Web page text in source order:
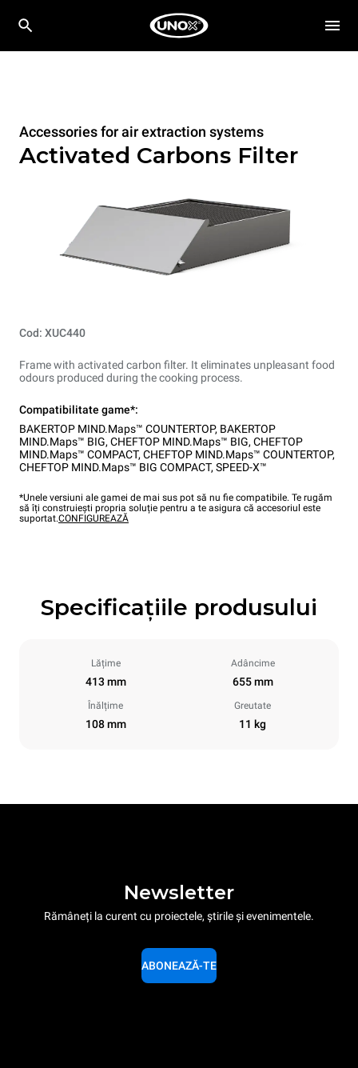
Accessories for air extraction systems
Activated Carbons Filter
Cod: XUC440
Frame with activated carbon filter. It eliminates unpleasant food
odours produced during the cooking process.
Compatibilitate game*:
BAKERTOP MIND.Maps™ COUNTERTOP, BAKERTOP
MIND.Maps™ BIG, CHEFTOP MIND.Maps™ BIG, CHEFTOP
MIND.Maps™ COMPACT, CHEFTOP MIND.Maps™ COUNTERTOP,
CHEFTOP MIND.Maps™ BIG COMPACT, SPEED-X™
*Unele versiuni ale gamei de mai sus pot să nu fie compatibile. Te rugăm
să îți construiești propria soluție pentru a te asigura că accesoriul este
suportat.CONFIGUREAZĂ
Specificațiile produsului
Lățime
413 mm
Adâncime
655 mm
Înălțime
108 mm
Greutate
11 kg
Newsletter
Rămâneți la curent cu proiectele, știrile și evenimentele.
ABONEAZĂ-TE